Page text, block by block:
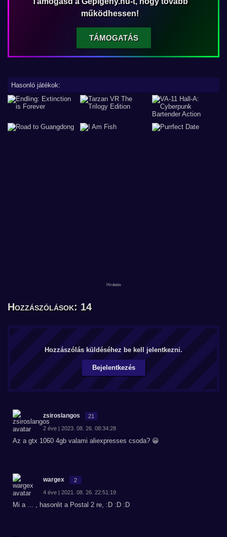
működhessen!
TÁMOGATÁS
Hasonló játékok:
Hozzászólások: 14
Hozzászólás küldéséhez be kell jelentkezni.
Bejelentkezés
zsiroslangos 21
2 éve | 2023. 08. 26. 08:34:28
Az a gtx 1060 4gb valami aliexpresses csoda? 😀
wargex 2
4 éve | 2021. 08. 26. 22:51:19
Mi a ... , hasonlit a Postal 2 re, :D :D :D